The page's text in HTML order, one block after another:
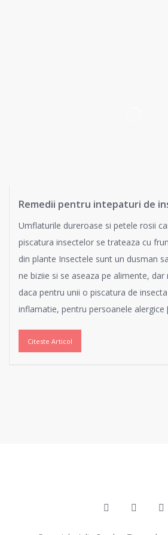
Remedii pentru intepaturi de
Umflaturile dureroase si petele rosii
piscatura insectelor se trateaza cu
din plante Insectele sunt un dusman
ne biziie si se aseaza pe alimente, dar
daca pentru unii o piscatura de
inflamatie, pentru persoanele alergice
Citeste Articol